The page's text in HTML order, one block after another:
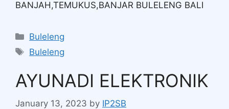
BANJAH,TEMUKUS,BANJAR BULELENG BALI
Buleleng
Buleleng
AYUNADI ELEKTRONIK
January 13, 2023 by IP2SB